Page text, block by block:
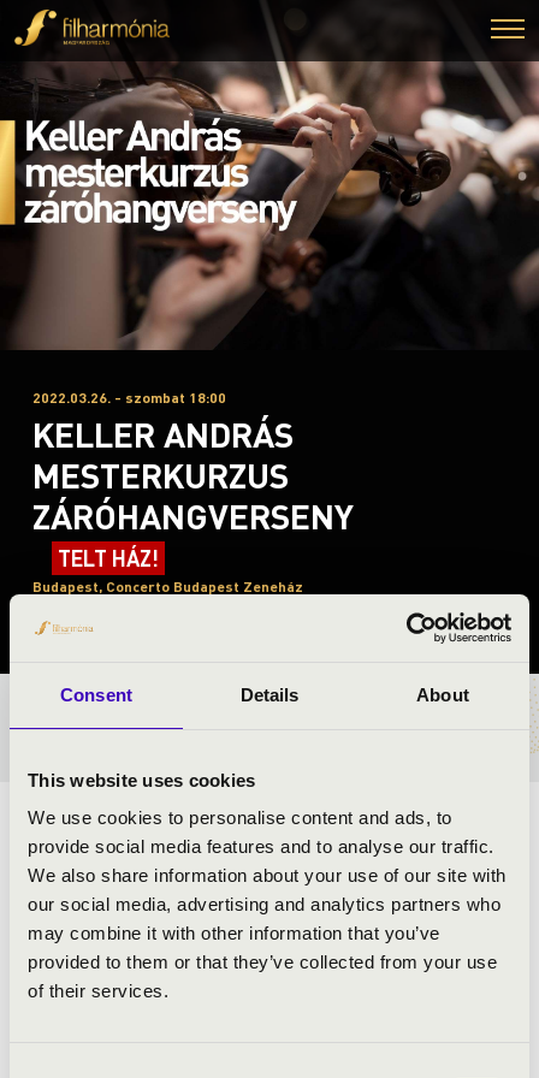
Consent Details About
This website uses cookies
We use cookies to personalise content and ads, to
provide social media features and to analyse our traffic.
We also share information about your use of our site with
our social media, advertising and analytics partners who
may combine it with other information that you’ve
provided to them or that they’ve collected from your use
of their services.
2022.03.26. - szombat 18:00
KELLER ANDRÁS
MESTERKURZUS
ZÁRÓHANGVERSENY
TELT HÁZ!
Budapest, Concerto Budapest Zeneház
BÉRLET- ÉS JEGYÁRAK
ELŐADÓK:
Szigeti Quartet
Á la Quartet
Dohnányi Quartet
Pulzus Vonósnégyes
Quartetta Speranza